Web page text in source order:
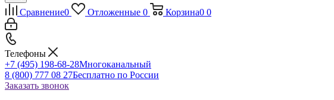
Сравнение0 Отложенные 0 Корзина0 0
Телефоны
+7 (495) 198-68-28Многоканальный
8 (800) 777 08 27Бесплатно по России
Заказать звонок